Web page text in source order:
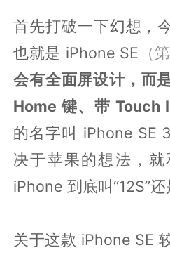
首先打破一下幻想，
也就是 iPhone SE （
会有全面屏设计，而
Home 键、带 Touch
的名字叫 iPhone SE
决于苹果的想法，
iPhone 到底叫“12S”还
关于这款 iPhone SE